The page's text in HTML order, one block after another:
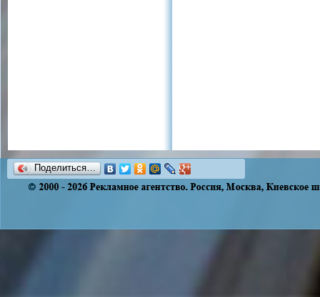
Поделиться…